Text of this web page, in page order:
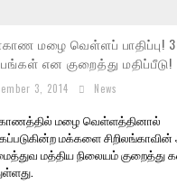
மழை வெள்ளப் பாதிப்பு!
என குறைத்து மதிப்பீடு!
3, 2014 News
மழை வெள்ளத்தினால்
மக்களை
மத்திய நிலையம் குறைத்து